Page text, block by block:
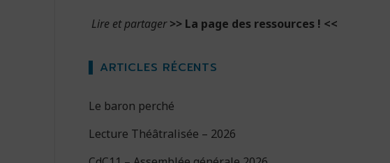
Lire et partager>> La page des ressources ! <<
ARTICLES RÉCENTS
Le baron perché
Lecture Théâtralisée – 2026